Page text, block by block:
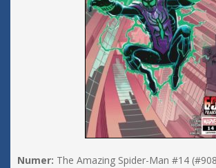
Numer: The Amazing Spider-Man #14